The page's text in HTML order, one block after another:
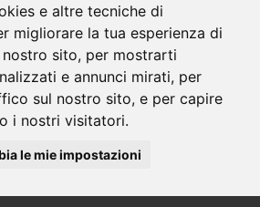
e altre tecniche di
migliorare la tua esperienza di
nostro sito, per mostrarti
e annunci mirati, per
sul nostro sito, e per capire
i nostri visitatori.
le mie impostazioni